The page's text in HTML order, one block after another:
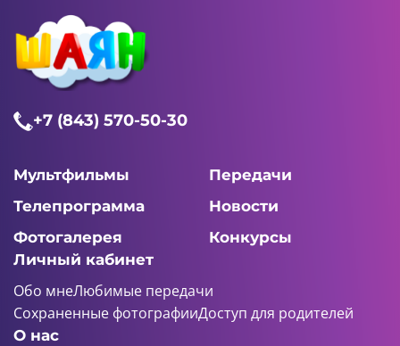
+7 (843) 570-50-30
Мультфильмы
Передачи
Телепрограмма
Новости
Фотогалерея
Конкурсы
Личный кабинет
Обо мнеЛюбимые передачи
Сохраненные фотографииДоступ для родителей
О нас